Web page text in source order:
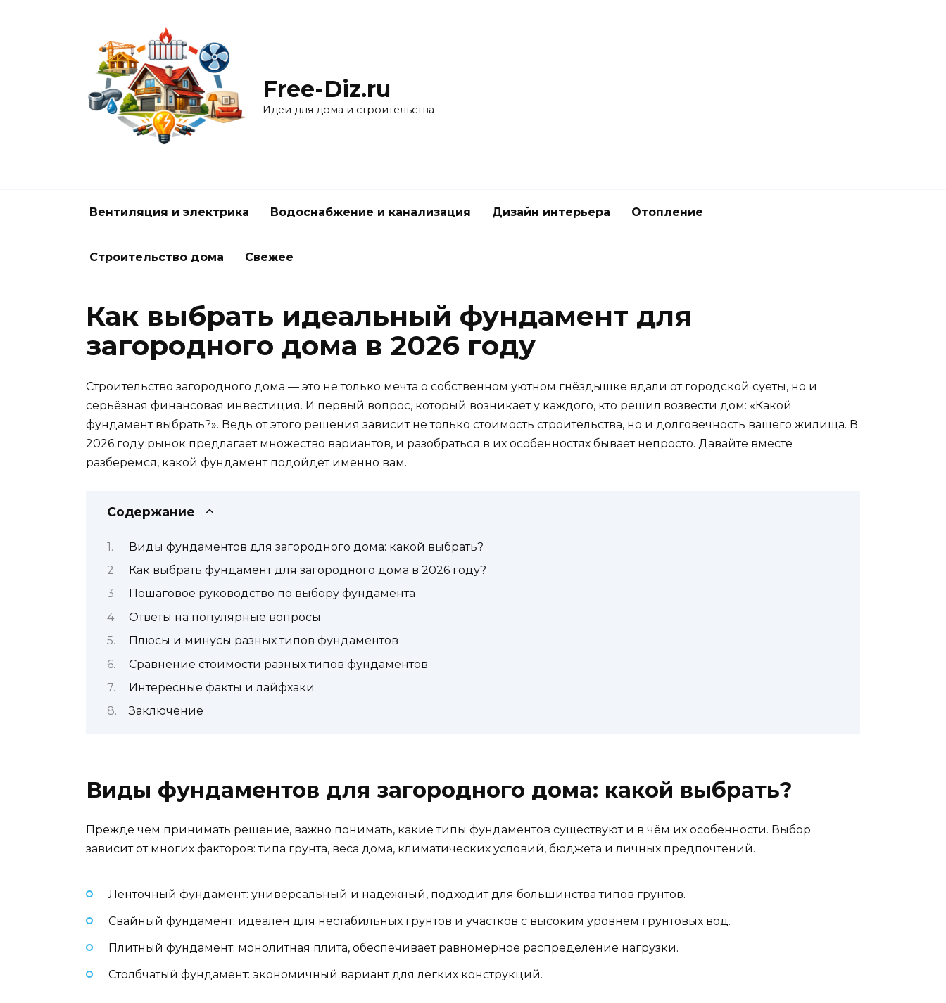
Free-Diz.ru
Идеи для дома и строительства
Вентиляция и электрика Водоснабжение и канализация Дизайн интерьера Отопление
Строительство дома Свежее
Как выбрать идеальный фундамент для
загородного дома в 2026 году
Строительство загородного дома — это не только мечта о собственном уютном гнёздышке вдали от городской суеты, но и
серьёзная финансовая инвестиция. И первый вопрос, который возникает у каждого, кто решил возвести дом: «Какой
фундамент выбрать?». Ведь от этого решения зависит не только стоимость строительства, но и долговечность вашего жилища. В
2026 году рынок предлагает множество вариантов, и разобраться в их особенностях бывает непросто. Давайте вместе
разберёмся, какой фундамент подойдёт именно вам.
Содержание
Виды фундаментов для загородного дома: какой выбрать?
Как выбрать фундамент для загородного дома в 2026 году?
Пошаговое руководство по выбору фундамента
Ответы на популярные вопросы
Плюсы и минусы разных типов фундаментов
Сравнение стоимости разных типов фундаментов
Интересные факты и лайфхаки
Заключение
Виды фундаментов для загородного дома: какой выбрать?
Прежде чем принимать решение, важно понимать, какие типы фундаментов существуют и в чём их особенности. Выбор
зависит от многих факторов: типа грунта, веса дома, климатических условий, бюджета и личных предпочтений.
Ленточный фундамент: универсальный и надёжный, подходит для большинства типов грунтов.
Свайный фундамент: идеален для нестабильных грунтов и участков с высоким уровнем грунтовых вод.
Плитный фундамент: монолитная плита, обеспечивает равномерное распределение нагрузки.
Столбчатый фундамент: экономичный вариант для лёгких конструкций.